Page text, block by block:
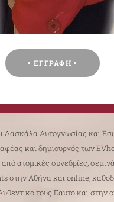
• ΕΓΓΡΑΦΗ •
Δασκάλα Αυτογνωσίας και
και δημιουργός των
ατομικές συνεδρίες,
στην Αθήνα και online,
τους Εαυτό και στην